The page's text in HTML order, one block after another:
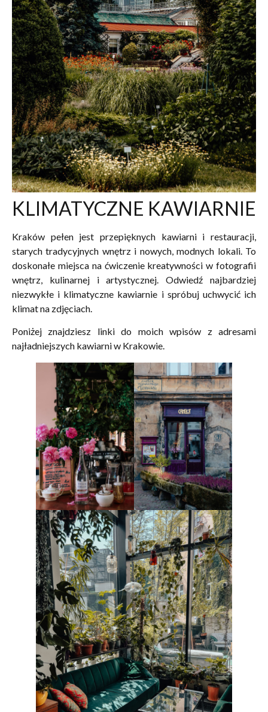
KLIMATYCZNE KAWIARNIE
Kraków pełen jest przepięknych kawiarni i restauracji,
starych tradycyjnych wnętrz i nowych, modnych lokali. To
doskonałe miejsca na ćwiczenie kreatywności w fotografii
wnętrz, kulinarnej i artystycznej. Odwiedź najbardziej
niezwykłe i klimatyczne kawiarnie i spróbuj uchwycić ich
klimat na zdjęciach.
Poniżej znajdziesz linki do moich wpisów z adresami
najładniejszych kawiarni w Krakowie.